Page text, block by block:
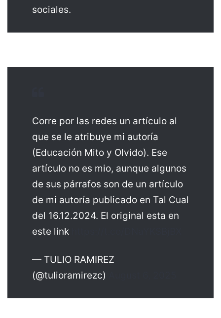
sociales.
Corre por las redes un artículo al
que se le atribuye mi autoría
(Educación Mito y Olvido). Ese
artículo no es mio, aunque algunos
de sus párrafos son de un artículo
de mi autoría publicado en Tal Cual
del 16.12.2024. El original esta en
este link
— TULIO RAMIREZ
(@tulioramirezc)